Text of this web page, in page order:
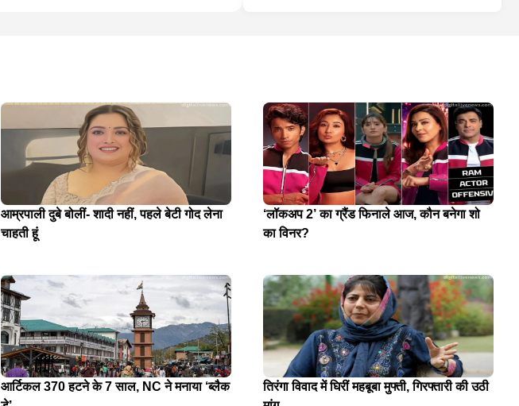
आम्रपाली दुबे बोलीं- शादी नहीं, पहले बेटी गोद लेना
चाहती हूं
‘लॉकअप 2’ का ग्रैंड फिनाले आज, कौन बनेगा शो
का विनर?
आर्टिकल 370 हटने के 7 साल, NC ने मनाया ‘ब्लैक
तिरंगा विवाद में घिरीं महबूबा मुफ्ती, गिरफ्तारी की उठी